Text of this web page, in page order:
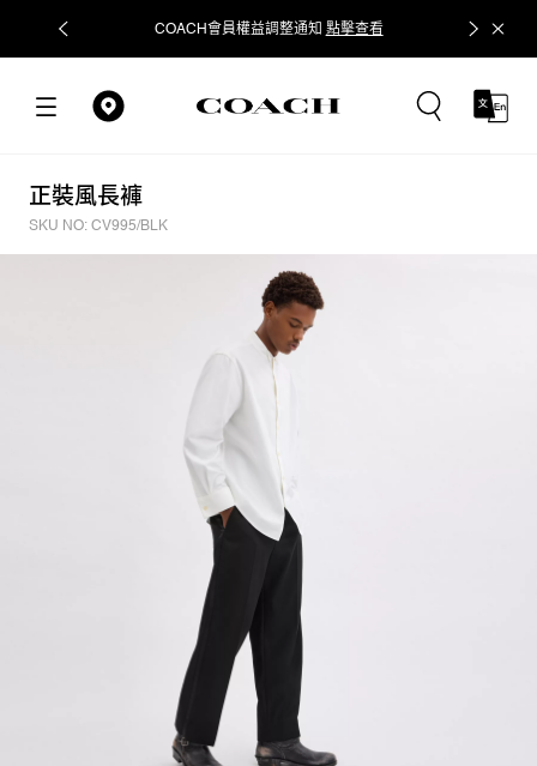
COACH會員權益調整通知 點擊查看 立即追蹤
正裝風長褲
SKU NO: CV995/BLK